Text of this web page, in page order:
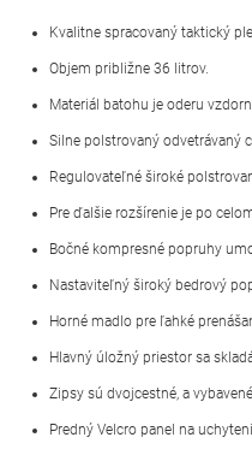
Kvalitne spracovaný taktický
Objem približne 36 litrov.
Materiál batohu je oderu
Silne polstrovaný odvetrávaný
Regulovateľné široké
Pre ďalšie rozšírenie je po
Bočné kompresné popruhy
Nastaviteľný široký bedrový
Horné madlo pre ľahké
Hlavný úložný priestor sa
Zipsy sú dvojcestné, a
Predný Velcro panel na